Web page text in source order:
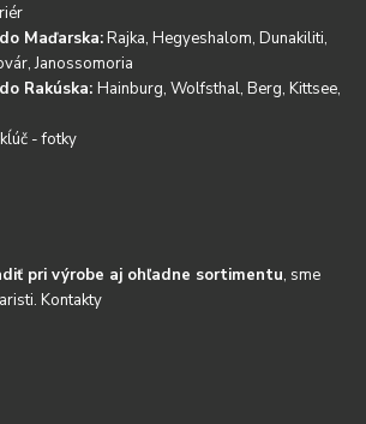
Maďarska:Rajka, Hegyeshalom, Dunakiliti,
Janossomoria
Rakúska:Hainburg, Wolfsthal, Berg, Kittsee,
- fotky
pri výrobe aj ohľadne sortimentu, sme
Kontakty